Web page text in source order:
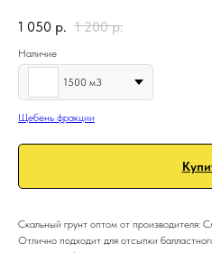
1 050 р. 1 200 р.
Наличие
1500 м3
Щебень фракции
Скальный грунт оптом от производителя:
Отлично подходит для отсыпки